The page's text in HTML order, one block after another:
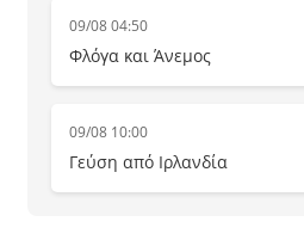
09/08 04:50
Φλόγα και Άνεμος
09/08 10:00
Γεύση από Ιρλανδία